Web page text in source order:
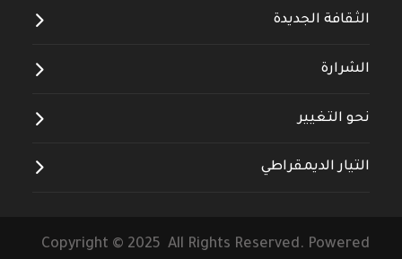
الثقافة الجديدة
الشرارة
نحو التغيير
التيار الديمقراطي
Copyright © 2025 All Rights Reserved. Powered